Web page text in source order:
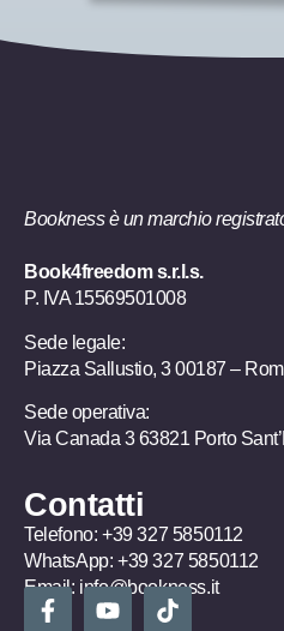
Bookness è un marchio
Book4freedom s.r.l.s.
P. IVA ​15569501008
Sede legale:
Piazza Sallustio, 3 00187 –
Sede operativa:
Via Canada 3 63821 Porto
Contatti
Telefono: +39 327 5850112
WhatsApp: +39 327 5850112
Email: info@bookness.it